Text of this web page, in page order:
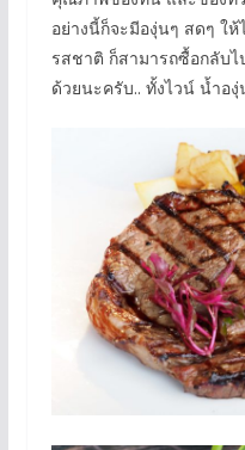
อย่างนี้ก็จะมีองุ่นๆ สดๆ ใ
รสชาติ ก็สามารถซื้อกลับ
ด้วยนะครับ.. ทั้งไวน์ น้ำอ